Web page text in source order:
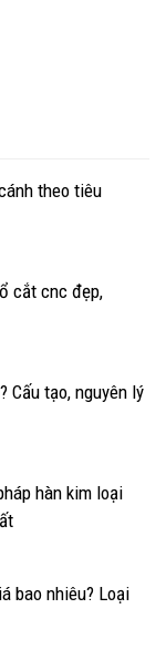
theo tiêu
cắt cnc đẹp,
Cấu tạo, nguyên lý
hàn kim loại
bao nhiêu? Loại